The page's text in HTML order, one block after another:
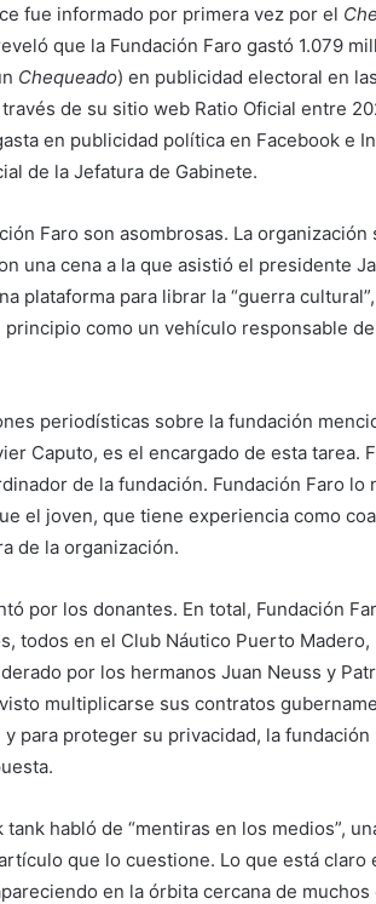
fue informado por primera vez por el
que la Fundación Faro gastó 1.079
Chequeado) en publicidad electoral en
de su sitio web Ratio Oficial entre
en publicidad política en Facebook e
de la Jefatura de Gabinete.
Faro son asombrosas. La
una cena a la que asistió el presidente
plataforma para librar la “guerra
como un vehículo responsable
periodísticas sobre la fundación
Caputo, es el encargado de esta tarea.
de la fundación. Fundación Faro
el joven, que tiene experiencia como
de la organización.
por los donantes. En total, Fundación
todos en el Club Náutico Puerto
por los hermanos Juan Neuss y
multiplicarse sus contratos
para proteger su privacidad, la
habló de “mentiras en los medios”,
que lo cuestione. Lo que está claro
en la órbita cercana de